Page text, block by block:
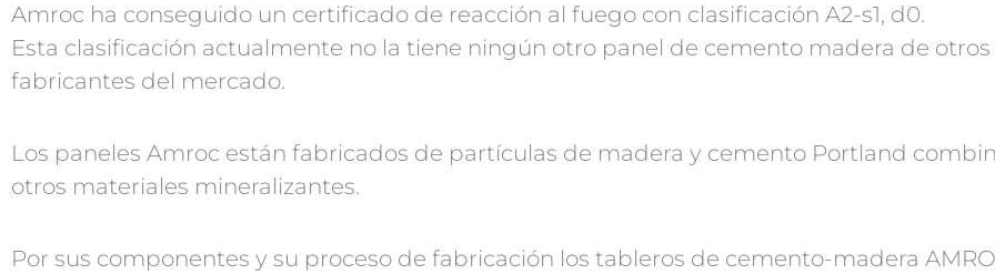
Amroc ha conseguido un certificado de reacción al fuego con clasificación A2-s1, d0.
Esta clasificación actualmente no la tiene ningún otro panel de cemento madera de otros
fabricantes del mercado.
Los paneles Amroc están fabricados de partículas de madera y cemento Portland
otros materiales mineralizantes.
Por sus componentes y su proceso de fabricación los tableros de cemento-madera